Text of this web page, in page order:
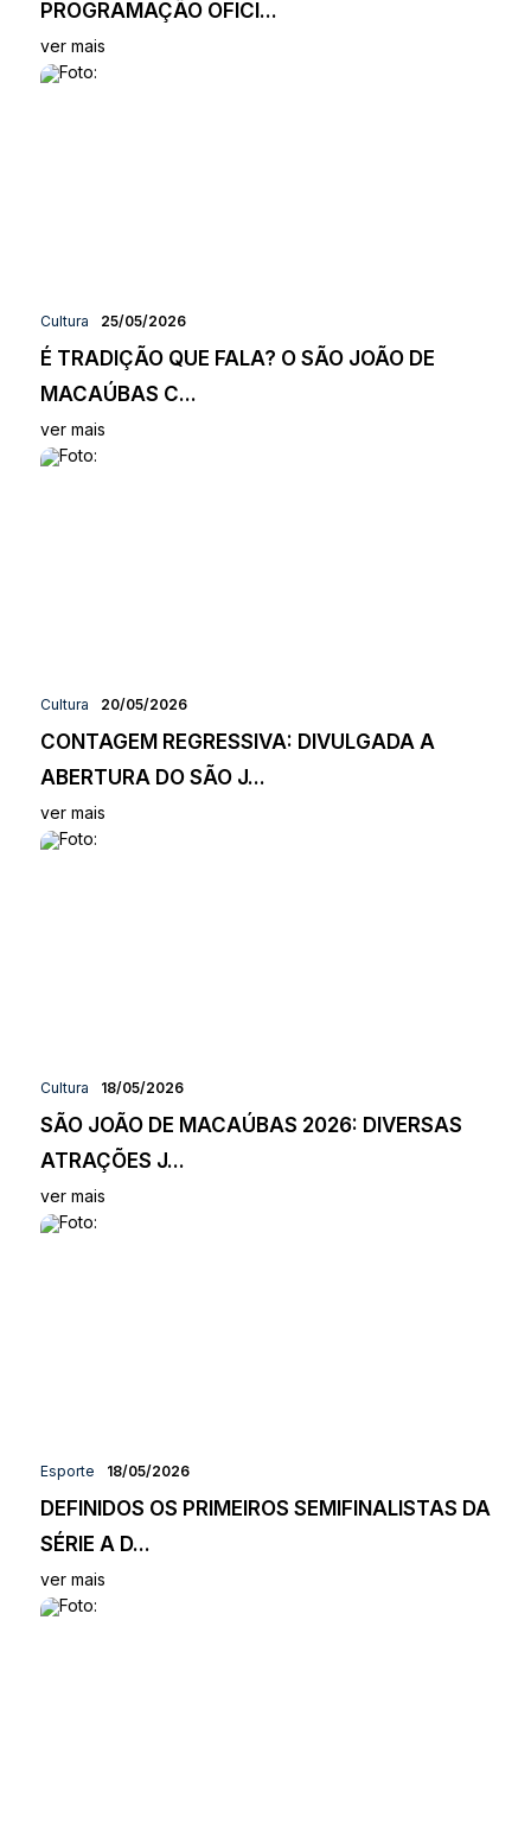
PROGRAMAÇÃO OFICI...
ver mais
Cultura 25/05/2026
É TRADIÇÃO QUE FALA? O SÃO JOÃO DE
MACAÚBAS C...
ver mais
Cultura 20/05/2026
CONTAGEM REGRESSIVA: DIVULGADA A
ABERTURA DO SÃO J...
ver mais
Cultura 18/05/2026
SÃO JOÃO DE MACAÚBAS 2026: DIVERSAS
ATRAÇÕES J...
ver mais
Esporte 18/05/2026
DEFINIDOS OS PRIMEIROS SEMIFINALISTAS DA
SÉRIE A D...
ver mais